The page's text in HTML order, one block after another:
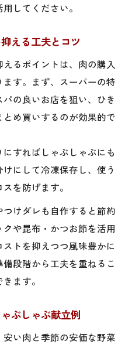
してください。
える工夫とコツ
るポイントは、肉の購入
す。まず、スーパーの特
の良いお店を狙い、ひき
め買いするのが効果的で
すればしゃぶしゃぶにも
にして冷凍保存し、使う
を防げます。
けダレも自作すると節約
や昆布・かつお節を活用
トを抑えつつ風味豊かに
段階から工夫を重ねるこ
ます。
ぶしゃぶ献立例
い肉と季節の安価な野菜